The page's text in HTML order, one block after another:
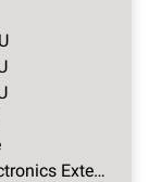
ST7 USB Low Speed - DFU STMicroelectronics Extension Application Demo